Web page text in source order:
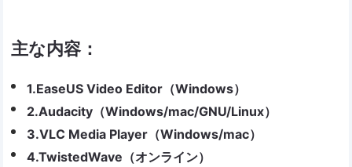
主な内容：
1.EaseUS Video Editor（Windows）
2.Audacity（Windows/mac/GNU/Linux）
3.VLC Media Player（Windows/mac）
4.TwistedWave（オンライン）